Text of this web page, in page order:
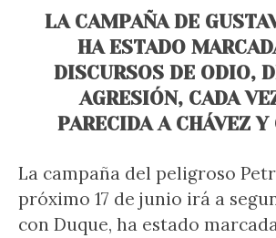
LA CAMPAÑA DE
HA ESTADO
DISCURSOS DE ODIO,
AGRESIÓN, CADA
PARECIDA A CHÁVEZ Y
La campaña del peligroso
próximo 17 de junio irá a
con Duque, ha estado